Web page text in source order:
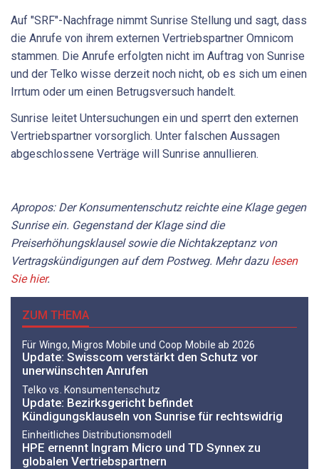
Auf "SRF"-Nachfrage nimmt Sunrise Stellung und sagt, dass
die Anrufe von ihrem externen Vertriebspartner Omnicom
stammen. Die Anrufe erfolgten nicht im Auftrag von Sunrise
und der Telko wisse derzeit noch nicht, ob es sich um einen
Irrtum oder um einen Betrugsversuch handelt.
Sunrise leitet Untersuchungen ein und sperrt den externen
Vertriebspartner vorsorglich. Unter falschen Aussagen
abgeschlossene Verträge will Sunrise annullieren.
Apropos: Der Konsumentenschutz reichte eine Klage gegen
Sunrise ein. Gegenstand der Klage sind die
Preiserhöhungsklausel sowie die Nichtakzeptanz von
Vertragskündigungen auf dem Postweg. Mehr dazu lesen
Sie hier.
ZUM THEMA
Für Wingo, Migros Mobile und Coop Mobile ab 2026
Update: Swisscom verstärkt den Schutz vor
unerwünschten Anrufen
Telko vs. Konsumentenschutz
Update: Bezirksgericht befindet
Kündigungsklauseln von Sunrise für rechtswidrig
Einheitliches Distributionsmodell
HPE ernennt Ingram Micro und TD Synnex zu
globalen Vertriebspartnern